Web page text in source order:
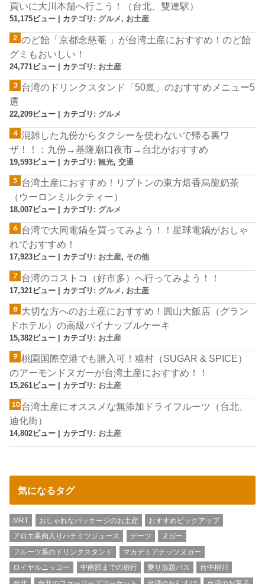
買いに大川本舗へ行こう！（台北、雙連駅）
51,175ビュー カテゴリ: グルメ , お土産
のど飴「京都念慈菴 」が台湾土産におすすめ！のど飴
グミもおいしい！
24,771ビュー カテゴリ: お土産
台湾のドリンクスタンド「50嵐」のおすすめメニュー5
選
22,209ビュー カテゴリ: グルメ
混雑した九份からタクシーを使わないで帰る裏ワ
ザ！！：九份→基隆廟口夜市→台北がおすすめ
19,593ビュー | カテゴリ:観光,交通
台湾土産におすすめ！リプトンの東方焙香烏龍奶茶
（ウーロンミルクティー）
18,007ビュー カテゴリ: グルメ
台湾で大同電鍋を買ってみよう！！星球電鍋がおしゃ
れでおすすめ！
17,923ビュー カテゴリ: お土産, その他
台湾のコストコ（好市多）へ行ってみよう！！
17,321ビュー | カテゴリ: グルメ , お土産
大切な方へのお土産におすすめ！圓山大飯店（グラン
ドホテル）の高級パイナップルケーキ
15,382ビュー カテゴリ: お土産
桃園国際空港でも購入可！糖村（SUGAR & SPICE）
のアーモンドヌガーが台湾土産におすすめ！！
15,261ビュー カテゴリ: お土産
台湾土産にオススメな無添加ドライフルーツ（台北、
迪化街）
14,802ビュー | カテゴリ: お土産
気になるタグ
MRT おしゃれなパッケージのお土産
おすすめピックアップ
アロエ果肉入りハチミツジュース
デーツ
ヌガー
フルーツ系のドリンクスタンド
マカデミアナッツヌガー
ロイヤルニッコー
中南部までの旅行 乗り放題パス
台中柳川